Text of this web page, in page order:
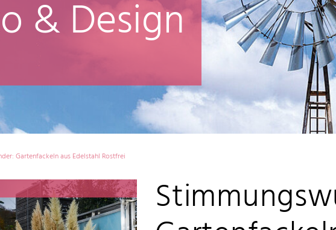
& Design
Gartenfackeln aus Edelstahl Rostfrei